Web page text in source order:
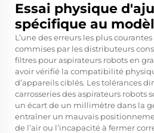
Essai physique
spécifique au
L’une des erreurs les plus
commises par les distributeurs
filtres pour aspirateurs robots en
avoir vérifié la compatibilité
d’appareils ciblés. Les tolérances
carrosseries des aspirateurs robots
un écart de un millimètre dans la
entraîner un mauvais
de l’air ou l’incapacité à fermer